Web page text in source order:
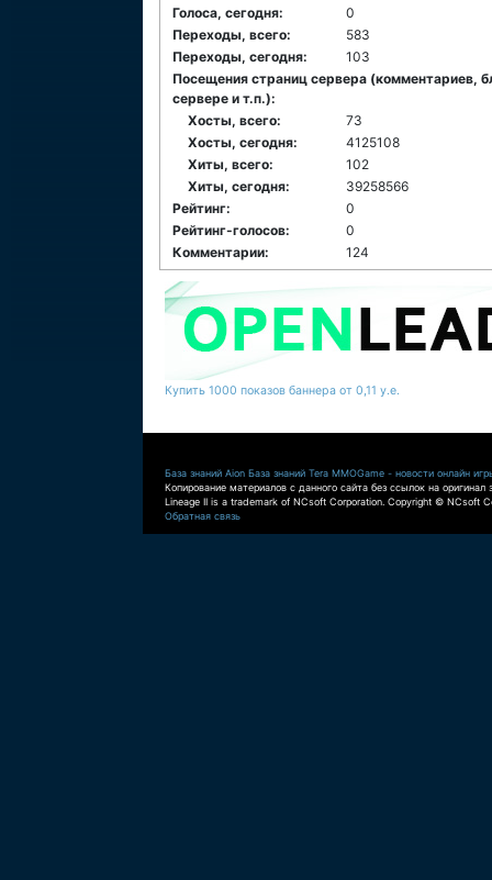
Голоса, сегодня:
0
Переходы, всего:
583
Переходы, сегодня:
103
Посещения страниц сервера (комментариев,
сервере и т.п.):
Хосты, всего:
73
Хосты, сегодня:
4125108
Хиты, всего:
102
Хиты, сегодня:
39258566
Рейтинг:
0
Рейтинг-голосов:
0
Комментарии:
124
Купить 1000 показов баннера от 0,11 у.е.
База знаний Aion База знаний Tera MMOGame - новости онлайн
Копирование материалов с данного сайта без ссылок на оригинал
Lineage II is a trademark of NCsoft Corporation. Copyright © NCsoft
Обратная связь